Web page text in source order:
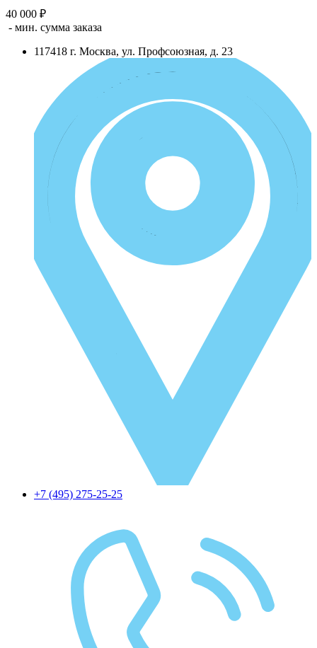
40 000 ₽
- мин. сумма заказа
117418 г. Москва, ул. Профсоюзная, д. 23
+7 (495) 275-25-25